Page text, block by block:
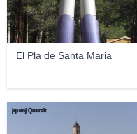
El Pla de Santa Maria
jqumj Queralt